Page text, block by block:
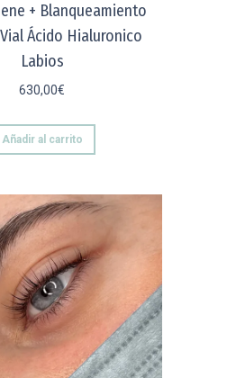
+ Blanqueamiento
Ácido Hialuronico
Labios
630,00€
Añadir al carrito